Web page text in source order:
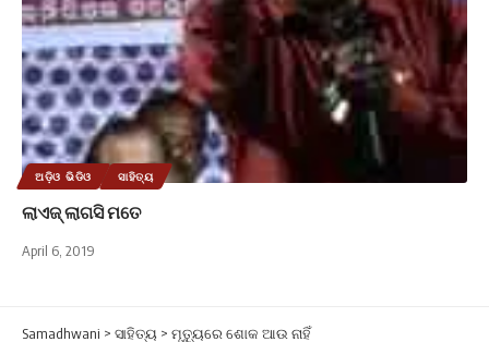
ଅଡ଼ିଓ ଭିଡିଓ ସାହିତ୍ୟ
ଲାଏଜ୍ ଲାଗସି ମତେ
April 6, 2019
Samadhwani > ସାହିତ୍ୟ > ମୃତ୍ୟୁରେ ଶୋକ ଆଉ ନାହିଁ